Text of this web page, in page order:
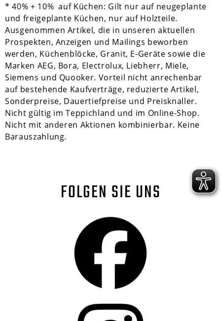
* 40% + 10% auf Küchen: Gilt nur auf neugeplante
und freigeplante Küchen, nur auf Holzteile.
Ausgenommen Artikel, die in unseren aktuellen
Prospekten, Anzeigen und Mailings beworben
werden, Küchenblöcke, Granit, E-Geräte sowie die
Marken AEG, Bora, Electrolux, Liebherr, Miele,
Siemens und Quooker. Vorteil nicht anrechenbar
auf bestehende Kaufverträge, reduzierte Artikel,
Sonderpreise, Dauertiefpreise und Preisknaller.
Nicht gültig im Teppichland und im Online-Shop.
Nicht mit anderen Aktionen kombinierbar. Keine
Barauszahlung.
FOLGEN SIE UNS